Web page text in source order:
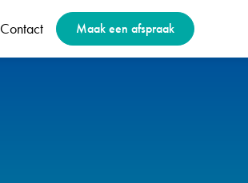
Contact Maak een afspraak